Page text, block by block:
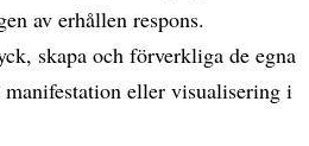
av erhållen respons.
skapa och förverkliga de egna
eller visualisering i